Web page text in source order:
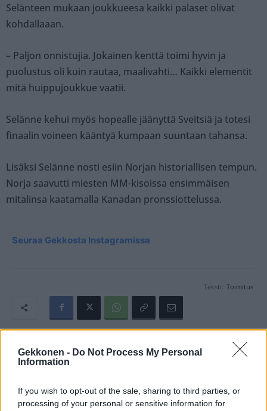
Gekkonen - Do Not Process My Personal
Information
If you wish to opt-out of the sale, sharing to third parties, or
processing of your personal or sensitive information for
Selänteen mukaan joukkueesa kaikki palaset olivat
kohdallaaan.
– Paljon onnistujia. Jokainen kenttä toimi hyvin ja
puolustus oli kuin rautaa, maalivahti… Kaikki elementit
mitä huippujoukkue vaatii.
Selänne kehui myös hopealle jäänyttä Sveitsiä ja totesi
finaalin voineen kääntyä kumpaan suuntaan tahansa.
Lisäksi Selänne nosti esiin Norjan historiallisen tempun.
Norja saavutti miesten MM-kisoissa ensimmäisen
mitalinsa kaatamalla Kanadan pronssiottelussa.
Seuraa Gekkosta Instagramissa
Teksti: Toimitus
Tagit Jääkiekon MM-kisat Leijonat
MM-Kulta
Teemu Selänne
Kommenttiosio